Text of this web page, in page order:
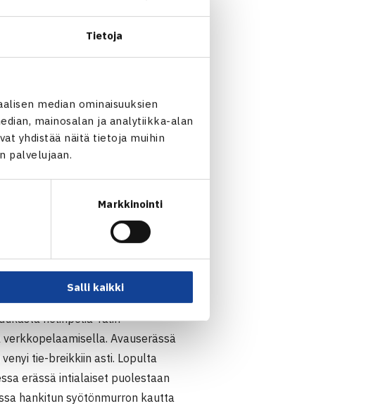
Tietoja
median ominaisuuksien
mainosalan ja analytiikka-alan
yhdistää näitä tietoja muihin
palvelujaan.
Markkinointi
Salli kaikki
jaYannick Hanfmann. Tsekkiläinen
Machac siirtyi syötönmurrolla
6-1 päättynyt avauserä kesti
tekeminen ja Hanfmann alkoi
Openin loppuotteluun lukemin
Challenger-kiertueella.
[3] ja kokenut
nelinpeliä Talin
Avauserässä
tie-breikkiin asti. Lopulta
erässä intialaiset puolestaan
hankitun syötönmurron kautta